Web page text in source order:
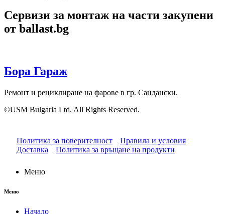
Сервизи за монтаж на части закупени
от ballast.bg
Бора Гараж
Ремонт и рециклиране на фарове в гр. Сандански.
©USM Bulgaria Ltd. All Rights Reserved.
Политика за поверителност
Правила и условия
Доставка
Политика за връщане на продукти
Меню
Меню
Начало